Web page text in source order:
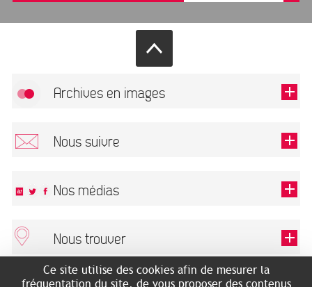
formulai...
Archives en images
Nous suivre
Ce champ est exigé.
Nos médias
Nous trouver
ARCHIVES MUNICIPALES
RECHERCHES GÉNÉALOGIQUES
Ce site utilise des cookies afin de mesurer la
fréquentation du site, de vous proposer des contenus